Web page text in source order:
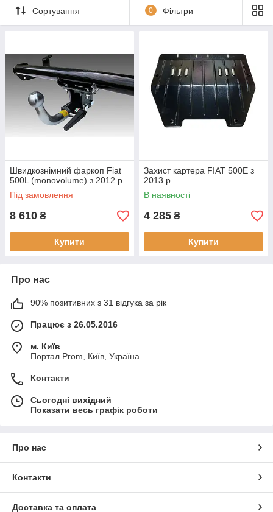
Сортування 0 Фільтри
Швидкознімний фаркоп Fiat
500L (monovolume) з 2012 р.
Під замовлення
8 610 ₴
Купити
Захист картера FIAT 500E з
2013 р.
В наявності
4 285 ₴
Купити
Про нас
90% позитивних з 31 відгука за рік
Працює з 26.05.2016
м. Київ
Портал Prom, Київ, Україна
Контакти
Сьогодні вихідний
Показати весь графік роботи
Про нас
Контакти
Доставка та оплата